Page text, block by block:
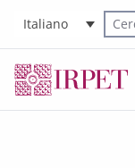
Italiano